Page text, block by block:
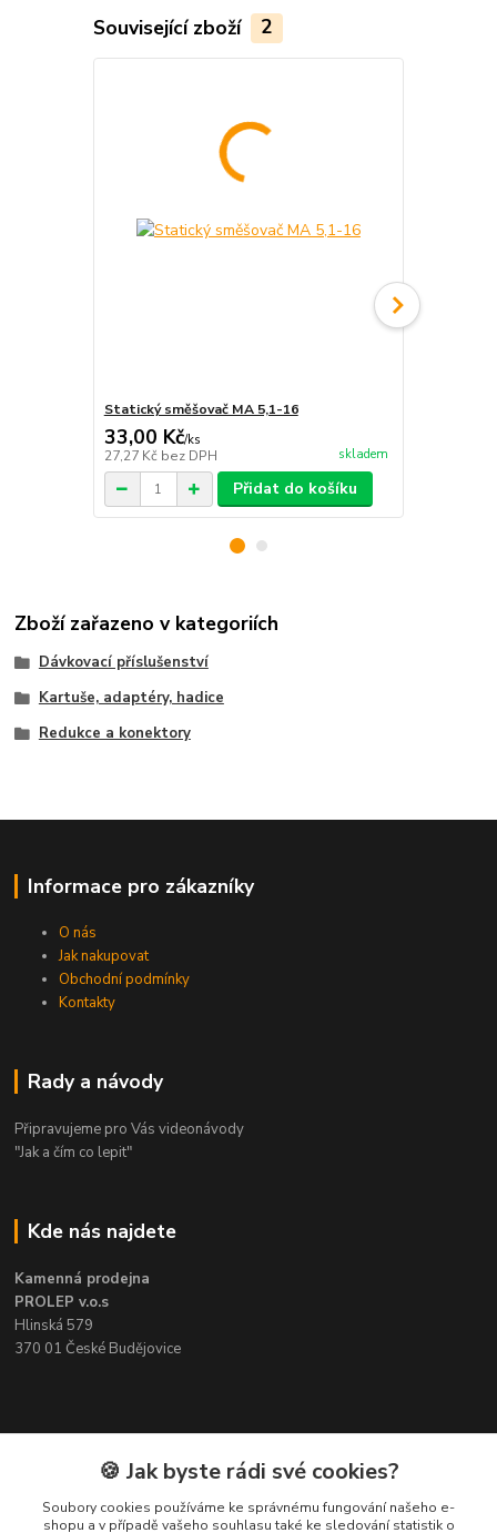
Související zboží 2
Statický směšovač MA 5,1-16
33,00 Kč/ks
27,27 Kč bez DPH skladem
Přidat do košíku
Zboží zařazeno v kategoriích
Dávkovací příslušenství
Kartuše, adaptéry, hadice
Redukce a konektory
Informace pro zákazníky
O nás
Jak nakupovat
Obchodní podmínky
Kontakty
Rady a návody
Připravujeme pro Vás videonávody
"Jak a čím co lepit"
Kde nás najdete
Kamenná prodejna
PROLEP v.o.s
Hlinská 579
370 01 České Budějovice
Kontakt
Pavel Šedivý
🍪 Jak byste rádi své cookies?
Soubory cookies používáme ke správnému fungování našeho e-
shopu a v případě vašeho souhlasu také ke sledování statistik o